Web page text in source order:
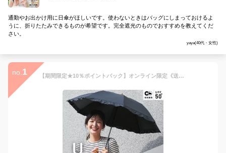
通勤やお出かけ用に日傘がほしいです。使わないときはバッグにしまっておけるよ
うに、折りたたみできるものが希望です。完全遮光のものでおすすめを教えてくだ
さい。
yaya(40代・女性)
no. 1 【期間限定★10％ポイントバック】オンライン限定《送料無料》ギフト対象【UVO公式】2WAY仕様 2段折りたたみ日傘 UVO(ウーボ)ミニ 無地タッセル 刺繍スカラップ 刺繍フラワー 切り継ぎ フリル【完全遮光&UVカット率100％生地 晴雨兼用 遮熱 撥水 レディース 0615】